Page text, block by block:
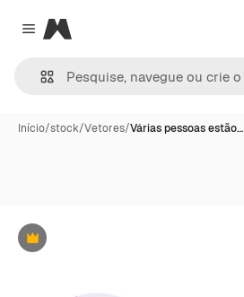
Close menu
Magnific
Início/stock/Vetores/Várias pessoas estão…
Premium